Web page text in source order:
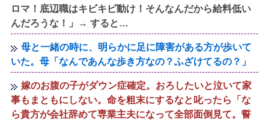
ロマ！底辺職はキビキビ動け！そんなんだから給料低い
んだろうな！」→ すると…
母と一緒の時に、明らかに足に障害がある方が歩いて
いた。母「なんであんな歩き方なの？ふざけてるの？」
嫁のお腹の子がダウン症確定。おろしたいと泣いて家
事もまともにしない。命を粗末にするなと叱ったら「な
ら貴方が会社辞めて専業主夫になって全部面倒見て。誓